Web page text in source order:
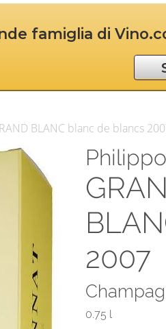
famiglia di
BLANC blanc de blancs
2007
0.75 l